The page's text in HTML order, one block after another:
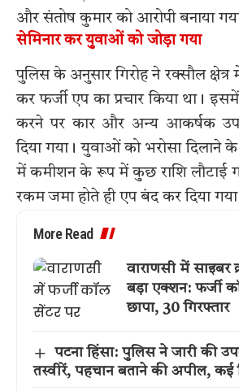
और संतोष कुमार को आरोपी बनाया
सेमिनार कर युवाओं को जोड़ा गया
पुलिस के अनुसार गिरोह ने रक्सौल
कर फर्जी एप का प्रचार किया था।
करने पर कार और अन्य आकर्षक
दिया गया। युवाओं को भरोसा दिलाने
में कमीशन के रूप में कुछ राशि लौटाई
रकम जमा होते ही एप बंद कर दिया
More Read
वाराणसी में साइबर
बड़ा एक्शन: फर्जी
छापा, 30 गिरफ्तार
पटना हिंसा: पुलिस ने जारी की
तस्वीरें, पहचान बताने की अपील, कई